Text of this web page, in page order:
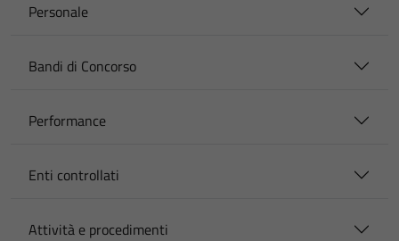
Personale
Bandi di Concorso
Performance
Enti controllati
Attività e procedimenti